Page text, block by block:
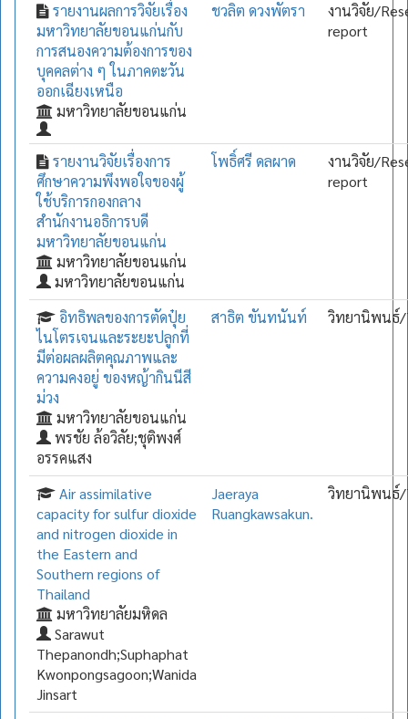
รายงานผลการวิจัยเรื่อง
มหาวิทยาลัยขอนแก่นกับ
การสนองความต้องการของ
บุคคลต่าง ๆ ในภาคตะวัน
ออกเฉียงเหนือ
มหาวิทยาลัยขอนแก่น
ชวลิต ดวงพัตรา
งานวิจัย/
report
รายงานวิจัยเรื่องการ
ศึกษาความพึงพอใจของผู้
ใช้บริการกองกลาง
สำนักงานอธิการบดี
มหาวิทยาลัยขอนแก่น
มหาวิทยาลัยขอนแก่น
มหาวิทยาลัยขอนแก่น
โพธิ์ศรี ดลผาด
งานวิจัย/
report
อิทธิพลของการตัดปุ๋ย
ไนโตรเจนและระยะปลูกที่
มีต่อผลผลิตคุณภาพและ
ความคงอยู่ ของหญ้ากินนีสี
ม่วง
มหาวิทยาลัยขอนแก่น
พรชัย ล้อวิลัย;ชุติพงศ์
อรรคแสง
สาธิต ขันทนันท์ วิทยานิพนธ์/
Air assimilative
capacity for sulfur dioxide
and nitrogen dioxide in
the Eastern and
Southern regions of
Thailand
มหาวิทยาลัยมหิดล
Sarawut
Thepanondh;Suphaphat
Kwonpongsagoon;Wanida
Jinsart
Jaeraya
Ruangkawsakun.
วิทยานิพนธ์/